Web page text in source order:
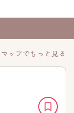
マップでもっと見る